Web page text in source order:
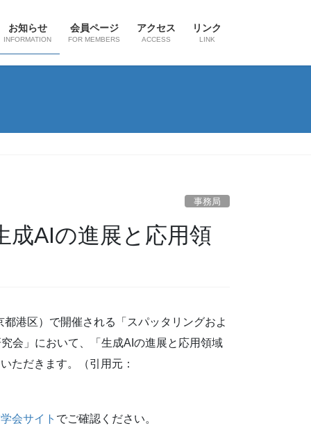
お知らせ
INFORMATION
会員ページ
FOR MEMBERS
アクセス
ACCESS
リンク
LINK
事務局
AIの進展と応用領
港区）で開催される「スパッタリングおよ
会」において、「生成AIの進展と応用領域
ただきます。（引用元：
会サイト でご確認ください。